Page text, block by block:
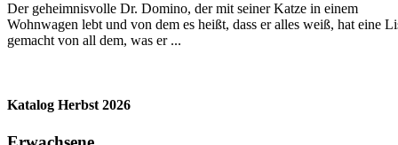
Der geheimnisvolle Dr. Domino, der mit seiner Katze in einem
Wohnwagen lebt und von dem es heißt, dass er alles weiß, hat eine
gemacht von all dem, was er ...
Katalog Herbst 2026